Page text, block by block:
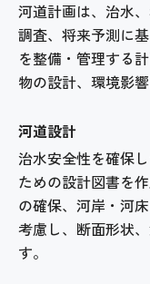
河道計画は、治水
調査、将来予測に
を整備・管理する
物の設計、環境影
河道設計
治水安全性を確保
ための設計図書を
の確保、河岸・河
考慮し、断面形状
す。